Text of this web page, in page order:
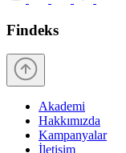
Findeks
Akademi
Hakkımızda
Kampanyalar
İletişim